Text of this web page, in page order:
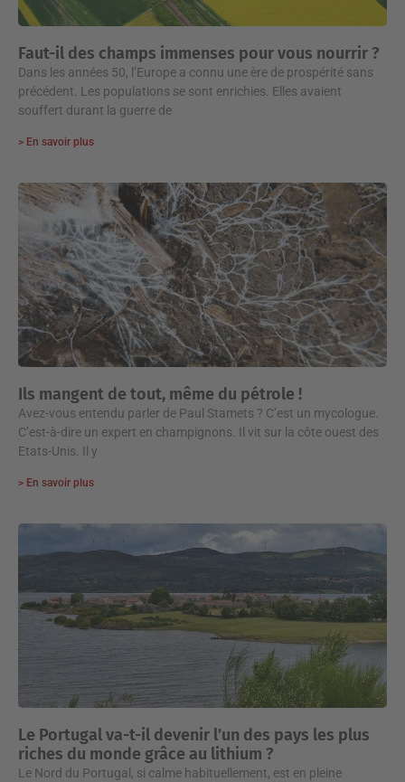
Faut-il des champs immenses pour vous nourrir ?
Dans les années 50, l’Europe a connu une ère de prospérité sans
précédent. Les populations se sont enrichies. Elles avaient
souffert durant la guerre de
> En savoir plus
Ils mangent de tout, même du pétrole !
Avez-vous entendu parler de Paul Stamets ? C’est un mycologue.
C’est-à-dire un expert en champignons. Il vit sur la côte ouest des
Etats-Unis. Il y
> En savoir plus
Le Portugal va-t-il devenir l’un des pays les plus
riches du monde grâce au lithium ?
Le Nord du Portugal, si calme habituellement, est en pleine